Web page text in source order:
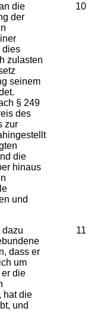
10
die
der
dies
zulasten
seinem
§ 249
des
zur
die
hinaus
und
11
dazu
dass er
um
die
hat die
und